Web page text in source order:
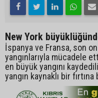
New York
İspanya ve Fransa, son on
yangınlarıyla mücadele
en büyük yangını
yangın kaynaklı bir